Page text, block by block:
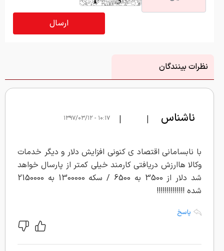
نظرات بینندگان
ناشناس |
| ۱۰:۱۷ - ۱۳۹۷/۰۳/۱۲
با نابسامانی اقتصاد ی کنونی افزایش دلار و دیگر خدمات
وکالا هاارزش دریافتی کارمند خیلی کمتر از پارسال خواهد
شد دلار از 3500 به 6500 / سکه 1300000 به 2150000
شده !!!!!!!!!!!!!!
پاسخ